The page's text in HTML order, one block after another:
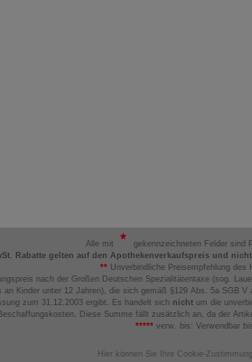
Alle mit
gekennzeichneten Felder sind
Rabatte gelten auf den Apothekenverkaufspreis und
**Unverbindliche Preisempfehlung des
nach der Großen Deutschen Spezialitätentaxe (sog.
Kinder unter 12 Jahren), die sich gemäß §129 Abs. 5a SGB
zum 31.12.2003 ergibt. Es handelt sich nicht um die
Diese Summe fällt zusätzlich an, da der
***** verw. bis: Verwendbar
Hier können Sie Ihre Cookie-